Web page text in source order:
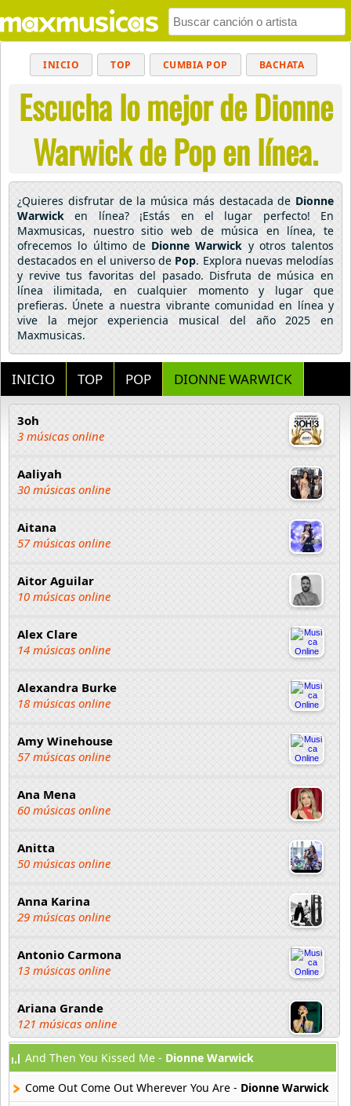
INICIO TOP CUMBIA POP BACHATA
MUSICA CRISTIANA REGGAETON
BALADAS ALTERNATIVO ELECTRÓNICA
CUMBIAS
Escucha lo mejor de Dionne
Warwick de Pop en línea.
¿Quieres disfrutar de la música más destacada de Dionne
Warwick en línea? ¡Estás en el lugar perfecto! En
Maxmusicas, nuestro sitio web de música en línea, te
ofrecemos lo último de Dionne Warwick y otros talentos
destacados en el universo de Pop. Explora nuevas melodías
y revive tus favoritas del pasado. Disfruta de música en
línea ilimitada, en cualquier momento y lugar que
prefieras. Únete a nuestra vibrante comunidad en línea y
vive la mejor experiencia musical del año 2025 en
Maxmusicas.
INICIO TOP POP DIONNE WARWICK
3oh
3 músicas online
Aaliyah
30 músicas online
Aitana
57 músicas online
Aitor Aguilar
10 músicas online
Alex Clare
14 músicas online
Alexandra Burke
18 músicas online
Amy Winehouse
57 músicas online
Ana Mena
60 músicas online
Anitta
50 músicas online
Anna Karina
29 músicas online
Antonio Carmona
13 músicas online
Ariana Grande
121 músicas online
Aselin Debison
25 músicas online
And Then You Kissed Me - Dionne Warwick
Come Out Come Out Wherever You Are - Dionne Warwick